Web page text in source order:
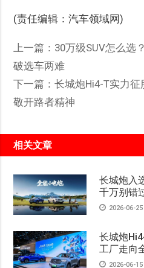
(责任编辑：汽车领域网)
上一篇： 30万级SUV怎么选
破选车两难
下一篇：长城炮Hi4-T实力
敬开路者精神
相关文章
长城炮入
千万别错
2026-06-25
长城炮
工厂走向
2026-06-15